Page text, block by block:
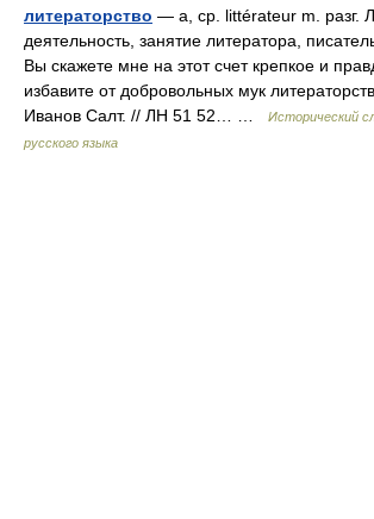
литераторство — а, ср. littérateur m. разг.
деятельность, занятие литератора,
Вы скажете мне на этот счет крепкое и
избавите от добровольных мук
Иванов Салт. // ЛН 51 52… …
Исторический
русского языка